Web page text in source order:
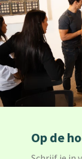
Op de